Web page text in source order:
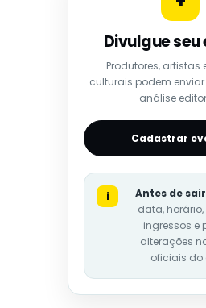
Divulgue
Produtores, artistas
culturais podem
análise
Cadastrar
i Antes de
data, horário,
ingressos e
alterações
oficiais do